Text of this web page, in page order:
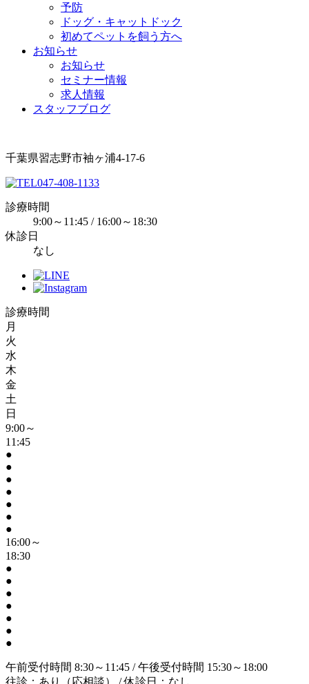
予防
ドッグ・キャットドック
初めてペットを飼う方へ
お知らせ
お知らせ
セミナー情報
求人情報
スタッフブログ
千葉県習志野市袖ヶ浦4-17-6
047-408-1133
診療時間
9:00～11:45 / 16:00～18:30
休診日
なし
診療時間
月
火
水
木
金
土
日
9:00～
11:45
●
●
●
●
●
●
●
16:00～
18:30
●
●
●
●
●
●
●
午前受付時間 8:30～11:45 / 午後受付時間 15:30～18:00